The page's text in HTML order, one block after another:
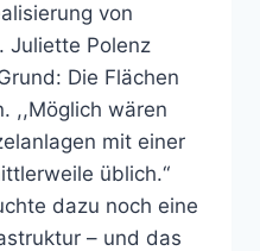
von
Juliette Polenz
Die Flächen
,,Möglich wären
mit einer
üblich.“
dazu noch eine
– und das